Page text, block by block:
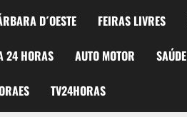
D´OESTE FEIRAS LIVRES
24 HORAS AUTO MOTOR SAÚDE
TV24HORAS